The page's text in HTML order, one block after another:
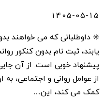
1405-05-15
✳️ داوطلبانی که می خواهند
یابند، ثبت نام بدون کنکور
پیشنهاد خوبی است. از آن
از عوامل روانی و اجتماعی،
کمک می کند، این…